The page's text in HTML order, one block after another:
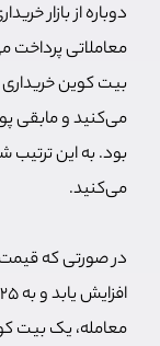
دوباره از بازار
بیت کوین
می‌کنید.
در صورتی که